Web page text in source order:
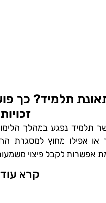
תלמיד? כך
זכויות
תלמיד נפגע במהלך
או אפילו מחוץ למסגרת
אפשרות לקבל פיצוי
קרא